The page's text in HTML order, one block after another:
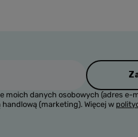
moich danych osobowych (adres e-
(marketing). Więcej w